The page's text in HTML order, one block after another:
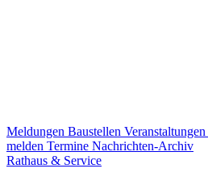
Meldungen Baustellen Veranstaltungen
melden Termine Nachrichten-Archiv
Rathaus & Service